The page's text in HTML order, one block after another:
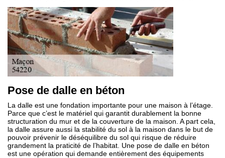
Pose de dalle en béton
La dalle est une fondation importante pour une maison à l’étage.
Parce que c’est le matériel qui garantit durablement la bonne
structuration du mur et de la couverture de la maison. A part cela,
la dalle assure aussi la stabilité du sol à la maison dans le but de
pouvoir prévenir le déséquilibre du sol qui risque de réduire
grandement la praticité de l’habitat. Une pose de dalle en béton
est une opération qui demande entièrement des équipements